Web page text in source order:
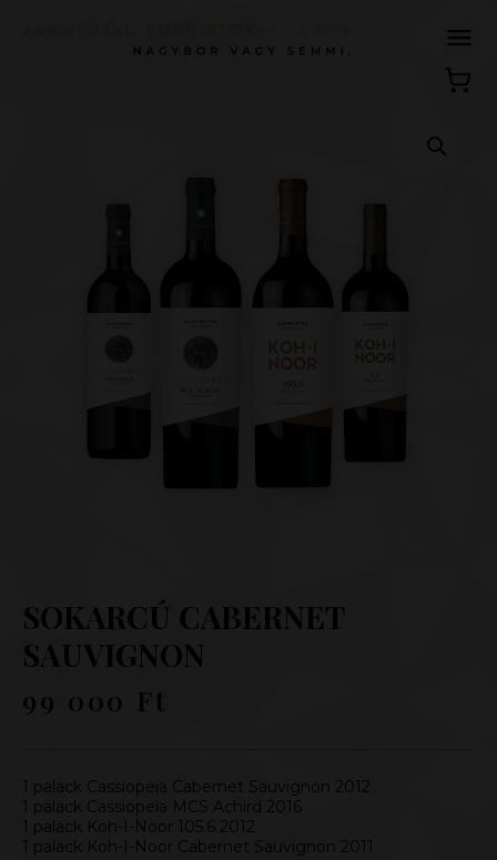
SOKARCÚ CABERNET
SAUVIGNON
99 000 Ft
1 palack Cassiopeia Cabernet Sauvignon 2012
1 palack Cassiopeia MCS Achird 2016
1 palack Koh-I-Noor 105.6 2012
1 palack Koh-I-Noor Cabernet Sauvignon 2011